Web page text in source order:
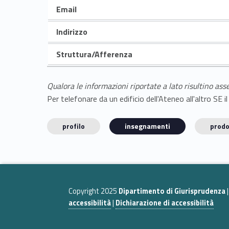
Email
Indirizzo
Struttura/Afferenza
Qualora le informazioni riportate a lato risultino
Per telefonare da un edificio dell'Ateneo all'altro
profilo insegnamenti
Copyright 2025 Dipartimento di Giurisprudenza|
accessibilità| Dichiarazione di accessibilità